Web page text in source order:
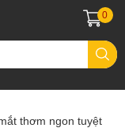
0
thơm ngon tuyệt